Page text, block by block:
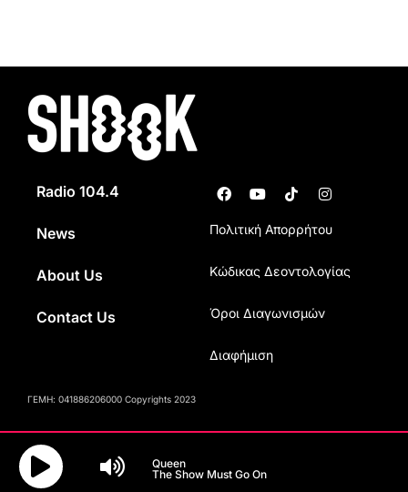
Radio 104.4
News
About Us
Contact Us
Πολιτική Απορρήτου
Κώδικας Δεοντολογίας
Όροι Διαγωνισμών
Διαφήμιση
ΓΕΜΗ: 041886206000 Copyrights 2023
Queen
The Show Must Go On